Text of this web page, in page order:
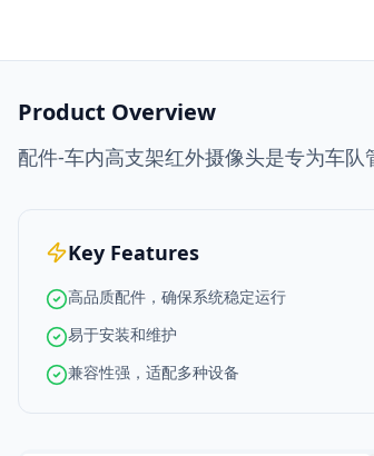
Product Overview
配件-车内高支架红外摄像头是专为车队
Key Features
高品质配件，确保系统稳定运行
易于安装和维护
兼容性强，适配多种设备